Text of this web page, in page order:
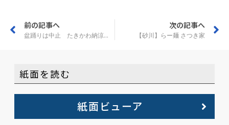
前の記事へ
盆踊りは中止 たきかわ納涼盆踊り花火大会
次の記事へ
【砂川】らー麺 さつき家
紙面を読む
紙面ビューア